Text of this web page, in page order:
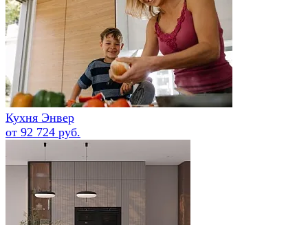
Кухня Энвер
от 92 724 руб.